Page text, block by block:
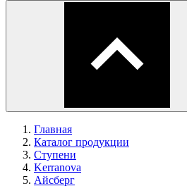
Главная
Каталог продукции
Ступени
Kerranova
Айсберг